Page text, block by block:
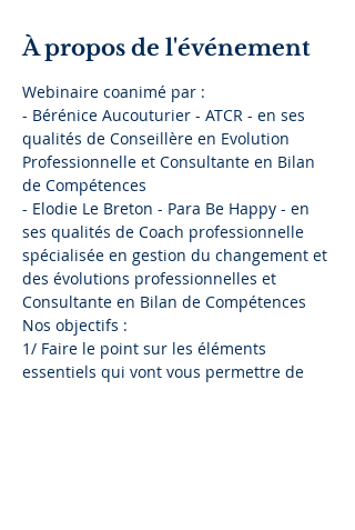
À propos de l'événement
Webinaire coanimé par :
- Bérénice Aucouturier - ATCR - en ses
qualités de Conseillère en Evolution
Professionnelle et Consultante en Bilan
de Compétences
- Elodie Le Breton - Para Be Happy - en
ses qualités de Coach professionnelle
spécialisée en gestion du changement et
des évolutions professionnelles et
Consultante en Bilan de Compétences
Nos objectifs :
1/ Faire le point sur les éléments
essentiels qui vont vous permettre de